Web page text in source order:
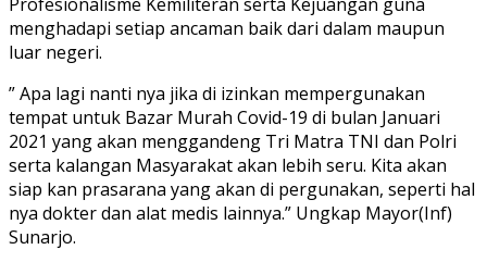
menghadapi setiap ancaman baik dari dalam maupun
luar negeri.
” Apa lagi nanti nya jika di izinkan mempergunakan
tempat untuk Bazar Murah Covid-19 di bulan Januari
2021 yang akan menggandeng Tri Matra TNI dan Polri
serta kalangan Masyarakat akan lebih seru. Kita akan
siap kan prasarana yang akan di pergunakan, seperti hal
nya dokter dan alat medis lainnya.” Ungkap Mayor(Inf)
Sunarjo.